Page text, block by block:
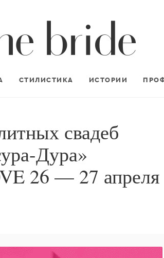
СТИЛИСТИКА ИСТОРИИ
свадеб
Дура»
26 — 27 апреля